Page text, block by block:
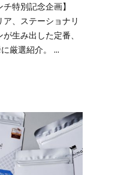
特別記念企画】
、ステーショナリ
生み出した定番、
厳選紹介。